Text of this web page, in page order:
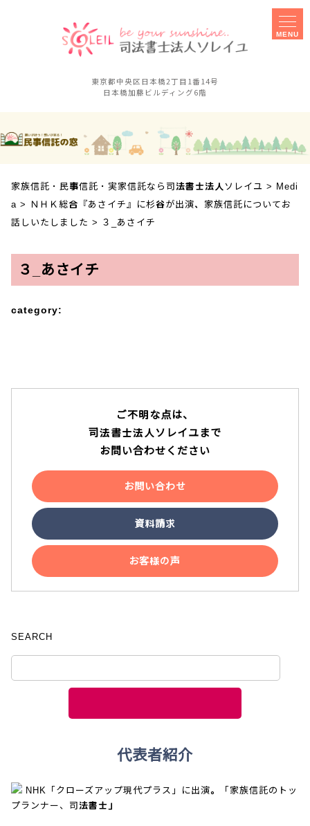
東京都中央区日本橋2丁目1番14号
日本橋加藤ビルディング6階家族信託
障害のある子の
親なき後対策
相談手続きに
ご不安な方へ
事業承継対策
セミナー
相談会
テレビ電話面談
説明動画
MENU
家族信託・民事信託・実家信託なら司法書士法人ソレイユ > Medi
a>
ＮＨＫ総合『あさイチ』に杉谷が出演、家族信託についてお
話しいたしました > ３_あさイチ
３_あさイチ
category:
ご不明な点は、
司法書士法人ソレイユまで
お問い合わせください
お問い合わせ
資料請求
お客様の声
SEARCH
代表者紹介
NHK「クローズアップ現代プラス」に出演。「家族信託のトッ
プランナー、司法書士」